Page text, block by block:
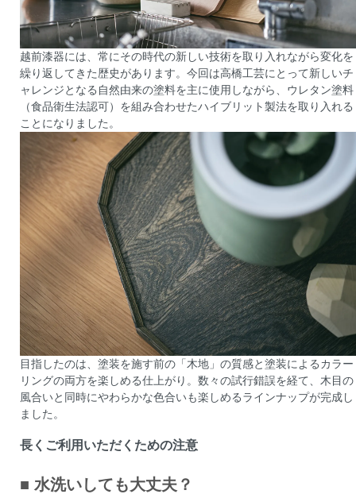
越前漆器には、常にその時代の新しい技術を取り入れながら変化を
繰り返してきた歴史があります。今回は高橋工芸にとって新しいチ
ャレンジとなる自然由来の塗料を主に使用しながら、ウレタン塗料
（食品衛生法認可）を組み合わせたハイブリット製法を取り入れる
ことになりました。
目指したのは、塗装を施す前の「木地」の質感と塗装によるカラー
リングの両方を楽しめる仕上がり。数々の試行錯誤を経て、木目の
風合いと同時にやわらかな色合いも楽しめるラインナップが完成し
ました。
長くご利用いただくための注意
■ 水洗いしても大丈夫？